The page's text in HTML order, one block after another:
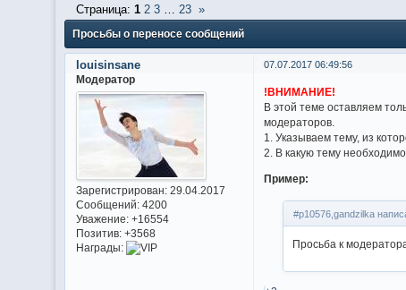
Просьбы о переносе сообщений
Страница: 1 2 3 23 »
07.07.2017 06:49:56
louisinsane
Модератор
Зарегистрирован: 29.04.2017
Сообщений:4200
Уважение: +16554
Позитив: +3568
Награды:
!ВНИМАНИЕ!
В этой теме оставляем
модераторов.
1. Указываем тему, из
2. В какую тему
Пример:
#p10576,gandzilka
Просьба к